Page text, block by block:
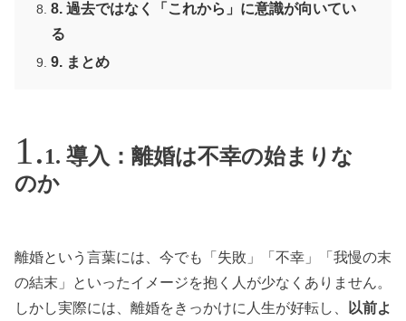
8. 過去ではなく「これから」に意識が向いてい
る
9. まとめ
1. 導入：離婚は不幸の始まりな
のか
離婚という言葉には、今でも「失敗」「不幸」「我慢の末
の結末」といったイメージを抱く人が少なくありません。
しかし実際には、離婚をきっかけに人生が好転し、
以前よ